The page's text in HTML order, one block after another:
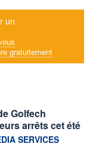
un
gratuitement
Golfech
arrêts cet été
SERVICES